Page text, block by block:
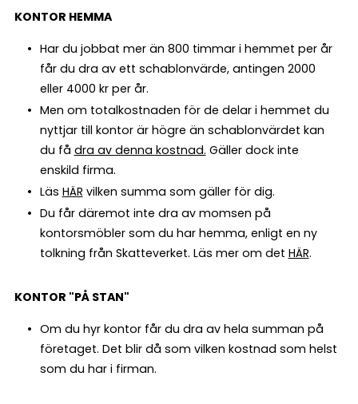
KONTOR HEMMA
Har du jobbat mer än 800 timmar i hemmet per år
får du dra av ett schablonvärde, antingen 2000
eller 4000 kr per år.
Men om totalkostnaden för de delar i hemmet du
nyttjar till kontor är högre än schablonvärdet kan
du få dra av denna kostnad. Gäller dock inte
enskild firma.
Läs HÄR vilken summa som gäller för dig.
Du får däremot inte dra av momsen på
kontorsmöbler som du har hemma, enligt en ny
tolkning från Skatteverket. Läs mer om det HÄR.
KONTOR "PÅ STAN"
Om du hyr kontor får du dra av hela summan på
företaget. Det blir då som vilken kostnad som helst
som du har i firman.